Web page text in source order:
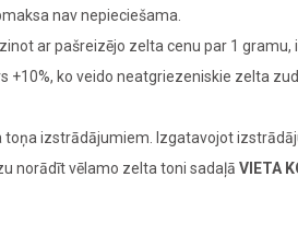
nav nepieciešama.
ar pašreizējo zelta cenu par 1
ko veido neatgriezeniskie zelta
izstrādājumiem. Izgatavojot
norādīt vēlamo zelta toni sadaļā VIETA